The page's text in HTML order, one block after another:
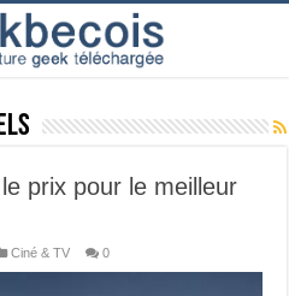
prix pour le meilleur
Ciné & TV 0